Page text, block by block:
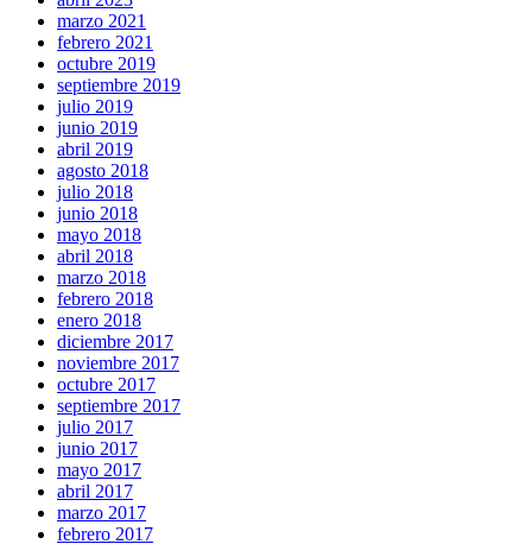
marzo 2021
febrero 2021
octubre 2019
septiembre 2019
julio 2019
junio 2019
abril 2019
agosto 2018
julio 2018
junio 2018
mayo 2018
abril 2018
marzo 2018
febrero 2018
enero 2018
diciembre 2017
noviembre 2017
octubre 2017
septiembre 2017
julio 2017
junio 2017
mayo 2017
abril 2017
marzo 2017
febrero 2017